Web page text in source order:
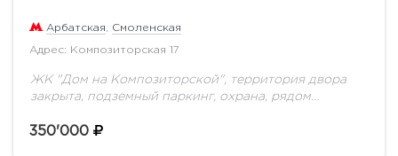
Арбатская Смоленская
Адрес: Композиторская 17
ЖК "Дом на Композиторской", территория двора
закрыта, подземный паркинг, охрана, рядом
выполнен ремонт по индивидуальному дизайн-
350'000